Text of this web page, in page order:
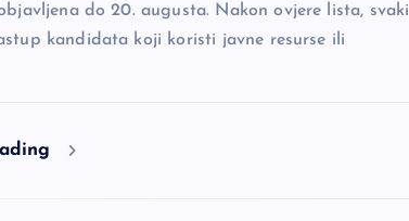
do 20. augusta. Nakon ovjere lista, svaki
kandidata koji koristi javne resurse ili